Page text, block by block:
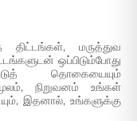
திட்டங்கள், மருத்துவ
ஒப்பிடும்போது
தொகையையும்
நிறுவனம் உங்கள்
இதனால், உங்களுக்கு